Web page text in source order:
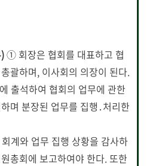
)① 회장은 협회를 대표하고 협
괄하며, 이사회의 의장이 된다.
출석하여 협회의 업무에 관한
며 분장된 업무를 집행․처리한
계와 업무 집행 상황을 감사하
총회에 보고하여야 한다. 또한